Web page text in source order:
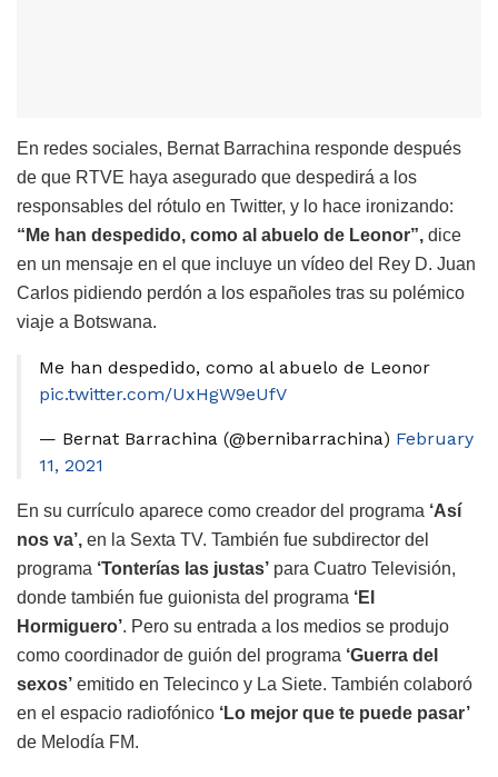
En redes sociales, Bernat Barrachina responde después
de que RTVE haya asegurado que despedirá a los
responsables del rótulo en Twitter, y lo hace ironizando:
“Me han despedido, como al abuelo de Leonor”, dice
en un mensaje en el que incluye un vídeo del Rey D. Juan
Carlos pidiendo perdón a los españoles tras su polémico
viaje a Botswana.
Me han despedido, como al abuelo de Leonor
pic.twitter.com/UxHgW9eUfV
— Bernat Barrachina (@bernibarrachina) February
11, 2021
En su currículo aparece como creador del programa ‘Así
nos va’, en la Sexta TV. También fue subdirector del
programa ‘Tonterías las justas’ para Cuatro Televisión,
donde también fue guionista del programa ‘El
Hormiguero’. Pero su entrada a los medios se produjo
como coordinador de guión del programa ‘Guerra del
sexos’ emitido en Telecinco y La Siete. También colaboró
en el espacio radiofónico ‘Lo mejor que te puede pasar’
de Melodía FM.